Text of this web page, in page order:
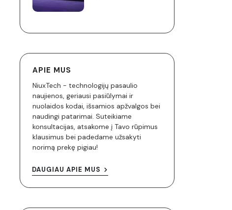
APIE MUS
NiuxTech - technologijų pasaulio
naujienos, geriausi pasiūlymai ir
nuolaidos kodai, išsamios apžvalgos bei
naudingi patarimai. Suteikiame
konsultacijas, atsakome į Tavo rūpimus
klausimus bei padedame užsakyti
norimą prekę pigiau!
DAUGIAU APIE MUS